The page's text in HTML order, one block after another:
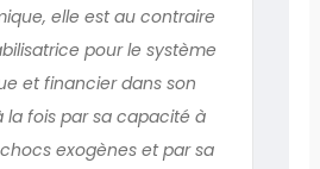
elle est au contraire
pour le système
et financier dans son
la fois par sa capacité à
exogènes et par sa